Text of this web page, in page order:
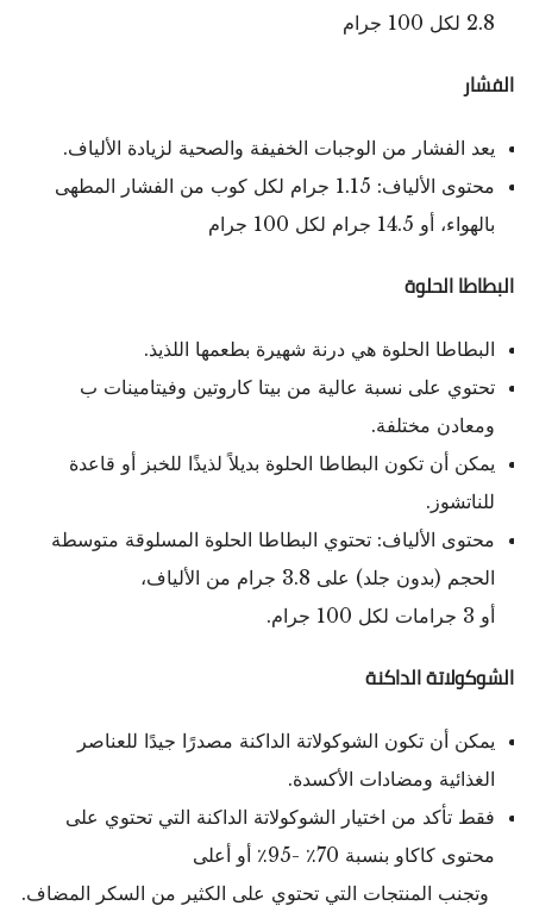
2.8 لكل 100 جرام
الفشار
يعد الفشار من الوجبات الخفيفة والصحية لزيادة الألياف.
محتوى الألياف: 1.15 جرام لكل كوب من الفشار المطهى
بالهواء، أو 14.5 جرام لكل 100 جرام
البطاطا الحلوة
البطاطا الحلوة هي درنة شهيرة بطعمها اللذيذ.
تحتوي على نسبة عالية من بيتا كاروتين وفيتامينات ب
ومعادن مختلفة.
يمكن أن تكون البطاطا الحلوة بديلاً لذيذًا للخبز أو قاعدة
للناتشوز.
محتوى الألياف: تحتوي البطاطا الحلوة المسلوقة متوسطة
الحجم (بدون جلد) على 3.8 جرام من الألياف،
أو 3 جرامات لكل 100 جرام.
الشوكولاتة الداكنة
يمكن أن تكون الشوكولاتة الداكنة مصدرًا جيدًا للعناصر
الغذائية ومضادات الأكسدة.
فقط تأكد من اختيار الشوكولاتة الداكنة التي تحتوي على
محتوى كاكاو بنسبة 70٪ -95٪ أو أعلى
وتجنب المنتجات التي تحتوي على الكثير من السكر المضاف.